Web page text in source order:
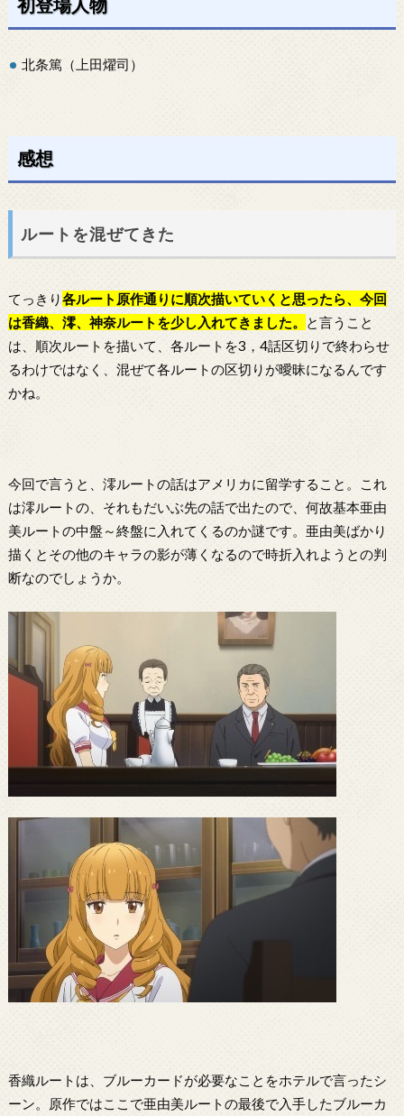
初登場人物
北条篤（上田燿司）
感想
ルートを混ぜてきた
てっきり各ルート原作通りに順次描いていくと思ったら、今回
は香織、澪、神奈ルートを少し入れてきました。
と言うこと
は、順次ルートを描いて、各ルートを3，4話区切りで終わらせ
るわけではなく、混ぜて各ルートの区切りが曖昧になるんです
かね。
今回で言うと、澪ルートの話はアメリカに留学すること。これ
は澪ルートの、それもだいぶ先の話で出たので、何故基本亜由
美ルートの中盤～終盤に入れてくるのか謎です。亜由美ばかり
描くとその他のキャラの影が薄くなるので時折入れようとの判
断なのでしょうか。
香織ルートは、ブルーカードが必要なことをホテルで言ったシ
ーン。原作ではここで亜由美ルートの最後で入手したブルーカ